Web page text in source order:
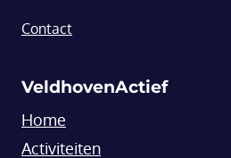
Contact
VeldhovenActief
Home
Activiteiten